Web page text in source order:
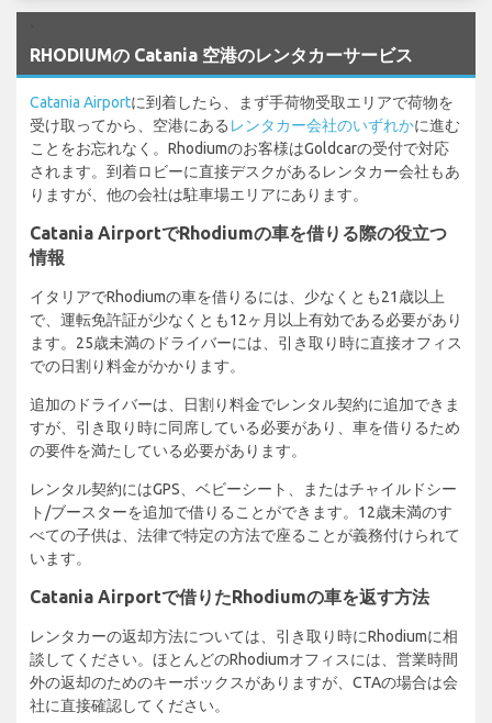
RHODIUMの Catania 空港のレンタカーサービス
Catania Airportに到着したら、まず手荷物受取エリアで荷物を
受け取ってから、空港にある レンタカー会社のいずれかに進む
ことをお忘れなく。Rhodiumのお客様はGoldcarの受付で対応
されます。到着ロビーに直接デスクがあるレンタカー会社もあ
りますが、他の会社は駐車場エリアにあります。
Catania AirportでRhodiumの車を借りる際の役立つ
情報
イタリアでRhodiumの車を借りるには、少なくとも21歳以上
で、運転免許証が少なくとも12ヶ月以上有効である必要があり
ます。25歳未満のドライバーには、引き取り時に直接オフィス
での日割り料金がかかります。
追加のドライバーは、日割り料金でレンタル契約に追加できま
すが、引き取り時に同席している必要があり、車を借りるため
の要件を満たしている必要があります。
レンタル契約にはGPS、ベビーシート、またはチャイルドシー
ト/ブースターを追加で借りることができます。12歳未満のす
べての子供は、法律で特定の方法で座ることが義務付けられて
います。
Catania Airportで借りたRhodiumの車を返す方法
レンタカーの返却方法については、引き取り時にRhodiumに相
談してください。ほとんどのRhodiumオフィスには、営業時間
外の返却のためのキーボックスがありますが、CTAの場合は会
社に直接確認してください。